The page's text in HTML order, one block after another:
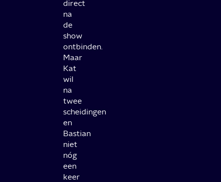
direct
na
de
show
ontbinden.
Maar
Kat
wil
na
twee
scheidingen
en
Bastian
niet
nóg
een
keer